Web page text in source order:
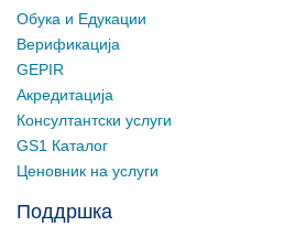
Обука и Едукации
Верификација
GEPIR
Акредитација
Консултантски услуги
GS1 Каталог
Ценовник на услуги
Поддршка